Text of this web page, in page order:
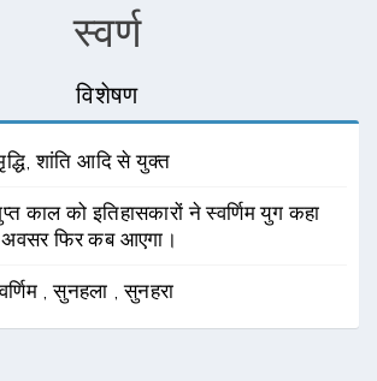
स्वर्ण
विशेषण
शांति आदि से युक्त
काल को इतिहासकारों ने स्वर्णिम युग कहा
अवसर फिर कब आएगा।
,सुनहला ,सुनहरा